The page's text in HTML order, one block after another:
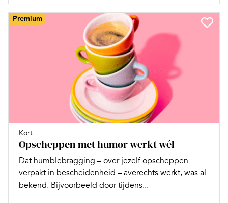
Premium
Kort
Opscheppen met humor werkt wél
Dat humblebragging – over jezelf opscheppen
verpakt in bescheidenheid – averechts werkt, was al
bekend. Bijvoorbeeld door tijdens...